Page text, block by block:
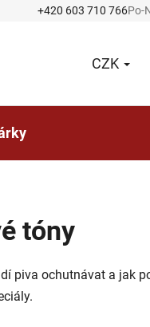
+420 603 710 766Po-
CZK
tóny
piva ochutnávat a jak